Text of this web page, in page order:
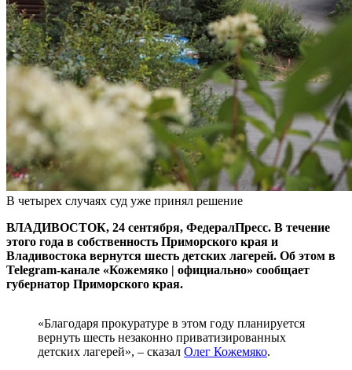
В четырех случаях суд уже принял решение
ВЛАДИВОСТОК, 24 сентября, ФедералПресс. В течение
этого года в собственность Приморского края и
Владивостока вернутся шесть детских лагерей. Об этом в
Telegram-канале «Кожемяко | официально» сообщает
губернатор Приморского края.
«Благодаря прокуратуре в этом году планируется
вернуть шесть незаконно приватизированных
детских лагерей», – сказал Олег Кожемяко.